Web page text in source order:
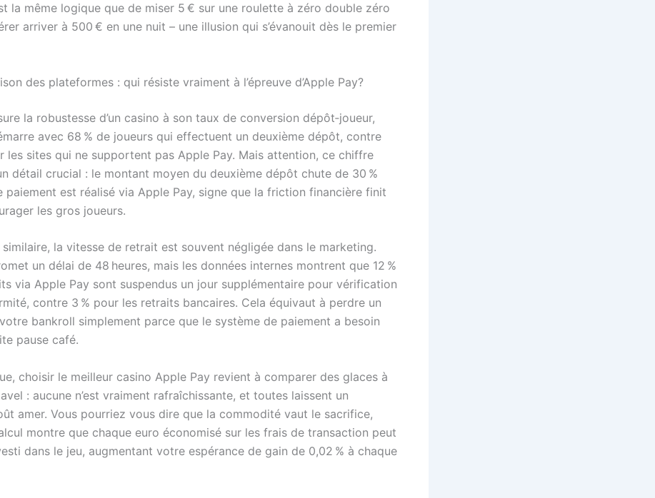
la même logique que de miser 5 € sur une roulette à zéro double zéro
arriver à 500 € en une nuit – une illusion qui s’évanouit dès le premier
des plateformes : qui résiste vraiment à l’épreuve d’Apple Pay?
la robustesse d’un casino à son taux de conversion dépôt‑joueur,
avec 68 % de joueurs qui effectuent un deuxième dépôt, contre
les sites qui ne supportent pas Apple Pay. Mais attention, ce chiffre
détail crucial : le montant moyen du deuxième dépôt chute de 30 %
paiement est réalisé via Apple Pay, signe que la friction financière finit
les gros joueurs.
la vitesse de retrait est souvent négligée dans le marketing.
un délai de 48 heures, mais les données internes montrent que 12 %
via Apple Pay sont suspendus un jour supplémentaire pour vérification
contre 3 % pour les retraits bancaires. Cela équivaut à perdre un
bankroll simplement parce que le système de paiement a besoin
pause café.
choisir le meilleur casino Apple Pay revient à comparer des glaces à
: aucune n’est vraiment rafraîchissante, et toutes laissent un
amer. Vous pourriez vous dire que la commodité vaut le sacrifice,
montre que chaque euro économisé sur les frais de transaction peut
dans le jeu, augmentant votre espérance de gain de 0,02 % à chaque